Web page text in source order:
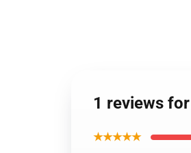
1 reviews
★★★★★